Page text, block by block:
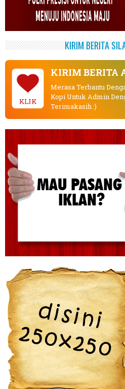
KIRIM BERITA
KLIK
KIRIM BERITA
Merasa Terbantu
Kopi Untuk Admin
Terimakasih :)